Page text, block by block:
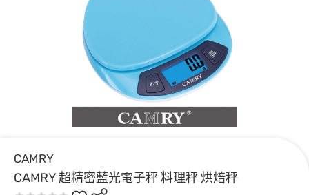
CAMRY
CAMRY 超精密藍光電子秤 料理秤 烘焙秤